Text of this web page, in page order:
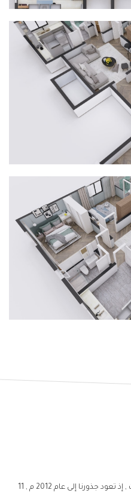
شركة ذات خبرة كبيرة في سوق العقارات , إذ تعود جذورنا إلى عام 2012 م , 11